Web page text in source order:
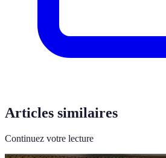
Articles similaires
Continuez votre lecture